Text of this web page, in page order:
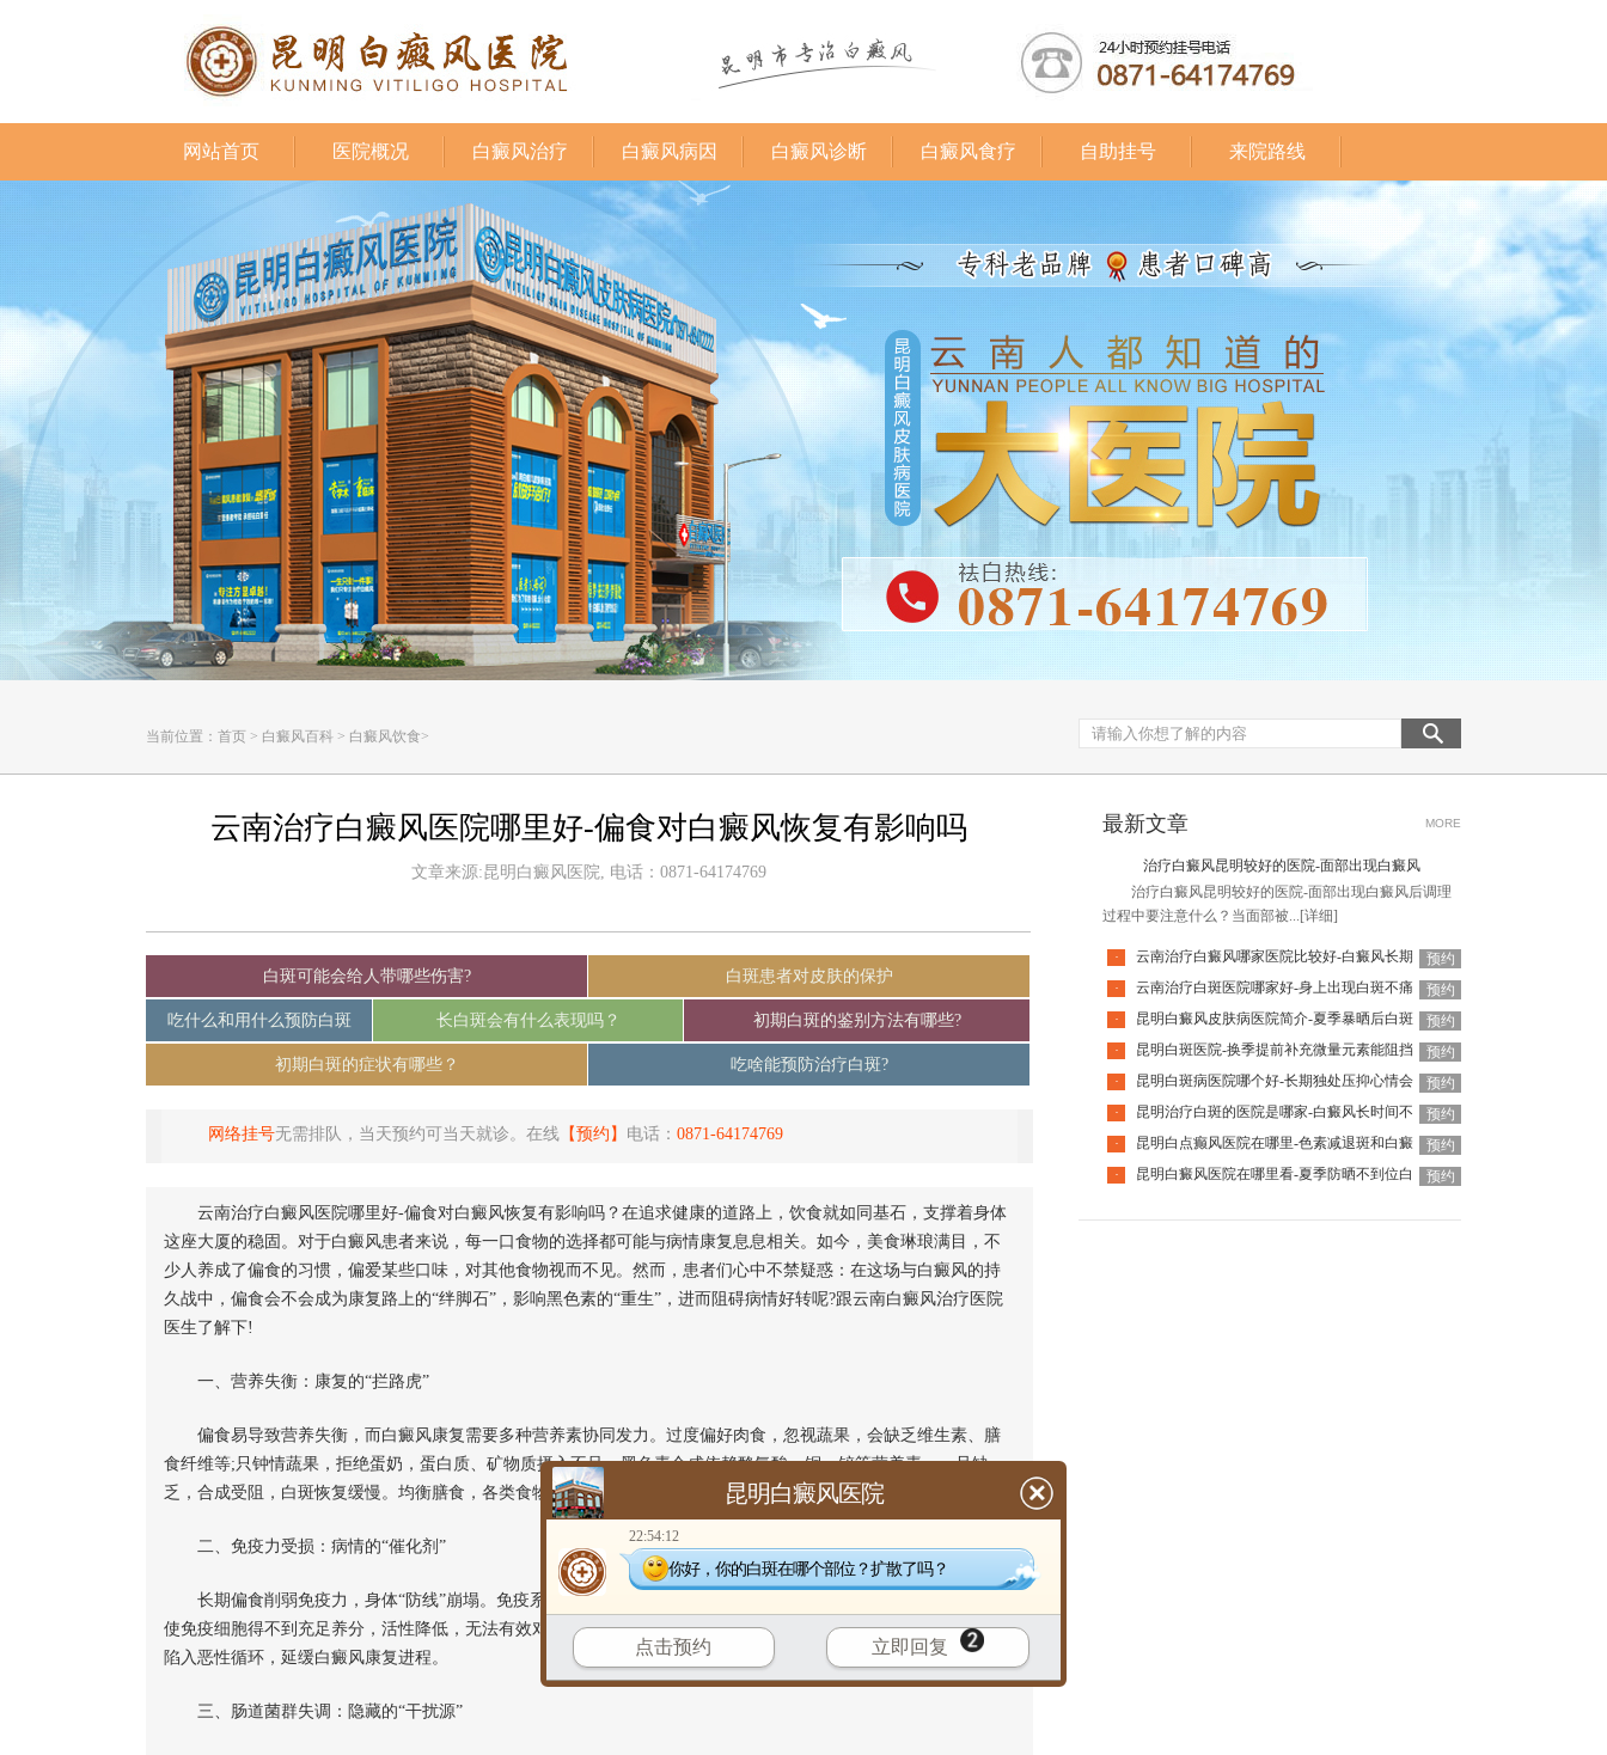
网站首页 医院概况 白癜风治疗 白癜风病因 白癜风诊断 白癜风食疗 自助挂号 来院路线
当前位置： 首页 > 白癜风百科 > 白癜风饮食>
云南治疗白癜风医院哪里好-偏食对白癜风恢复有影响吗
文章来源:昆明白癜风医院, 电话：0871-64174769
白斑可能会给人带哪些伤害? 白斑患者对皮肤的保护
吃什么和用什么预防白斑 长白斑会有什么表现吗？ 初期白斑的鉴别方法有哪些?
初期白斑的症状有哪些？ 吃啥能预防治疗白斑?
网络挂号无需排队，当天预约可当天就诊。在线 【预约】 电话： 0871-64174769
云南治疗白癜风医院哪里好-偏食对白癜风恢复有影响吗？在追求健康的道路上，饮食就如同基石，支撑着身体
这座大厦的稳固。对于白癜风患者来说，每一口食物的选择都可能与病情康复息息相关。如今，美食琳琅满目，不
少人养成了偏食的习惯，偏爱某些口味，对其他食物视而不见。然而，患者们心中不禁疑惑：在这场与白癜风的持
久战中，偏食会不会成为康复路上的“绊脚石”，影响黑色素的“重生”，进而阻碍病情好转呢?跟云南白癜风治疗医院
医生了解下!
一、营养失衡：康复的“拦路虎”
偏食易导致营养失衡，而白癜风康复需要多种营养素协同发力。过度偏好肉食，忽视蔬果，会缺乏维生素、膳
食纤维等;只钟情蔬果，拒绝蛋奶，蛋白质、矿物质摄入不足。黑色素合成依赖酪氨酸、铜、锌等营养素，一旦缺
乏，合成受阻，白斑恢复缓慢。均衡膳食，各类食物合理搭配，才能为康复提供充足“弹药”。
二、免疫力受损：病情的“催化剂”
长期偏食削弱免疫力，身体“防线”崩塌。免疫系统如同守护健康的卫士，本应抵御疾病、助力白斑修复。可偏食
使免疫细胞得不到充足养分，活性降低，无法有效对抗白斑。易感冒、感染，炎症频发，进一步干扰黑色素生成，
陷入恶性循环，延缓白癜风康复进程。
三、肠道菌群失调：隐藏的“干扰源”
最新文章 MORE
治疗白癜风昆明较好的医院-面部出现白癜风
治疗白癜风昆明较好的医院-面部出现白癜风后调理
过程中要注意什么？当面部被... [详细]
· 云南治疗白癜风哪家医院比较好-白癜风长期
预约
·
云南治疗白斑医院哪家好-身上出现白斑不痛
预约
·
昆明白癜风皮肤病医院简介-夏季暴晒后白斑
预约
·
昆明白斑医院-换季提前补充微量元素能阻挡
预约
·
昆明白斑病医院哪个好-长期独处压抑心情会
预约
·
昆明治疗白斑的医院是哪家-白癜风长时间不
预约
·
昆明白点癫风医院在哪里-色素减退斑和白癜
预约
·
昆明白癜风医院在哪里看-夏季防晒不到位白 预约
昆明白癜风医院
22:54:12
你好，你的白斑在哪个部位？扩散了吗？
点击预约 立即回复